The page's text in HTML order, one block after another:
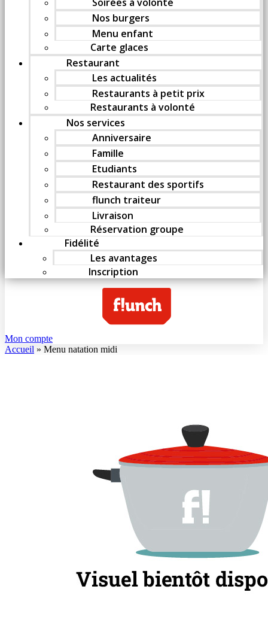
Nos burgers
Menu enfant
Carte glaces
Restaurant
Les actualités
Restaurants à petit prix
Restaurants à volonté
Nos services
Anniversaire
Famille
Etudiants
Restaurant des sportifs
flunch traiteur
Livraison
Réservation groupe
Fidélité
Les avantages
Inscription
Mon compte
Accueil » Menu natation midi